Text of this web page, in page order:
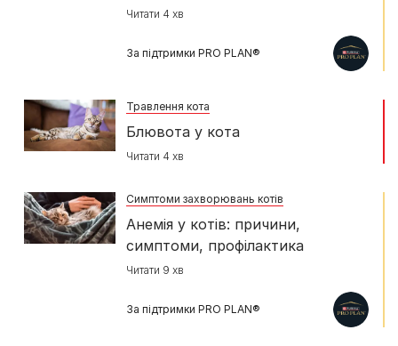
Читати 4 хв
За підтримки PRO PLAN®
Травлення кота
Блювота у кота
Читати 4 хв
Симптоми захворювань котів
Анемія у котів: причини,
симптоми, профілактика
Читати 9 хв
За підтримки PRO PLAN®